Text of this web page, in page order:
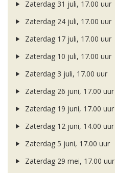
Zaterdag 31 juli, 17.00 uur
Zaterdag 24 juli, 17.00 uur
Zaterdag 17 juli, 17.00 uur
Zaterdag 10 juli, 17.00 uur
Zaterdag 3 juli, 17.00 uur
Zaterdag 26 juni, 17.00 uur
Zaterdag 19 juni, 17.00 uur
Zaterdag 12 juni, 14.00 uur
Zaterdag 5 juni, 17.00 uur
Zaterdag 29 mei, 17.00 uur